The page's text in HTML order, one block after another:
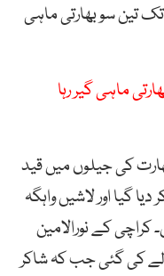
تین سو بھارتی ماہی
نے مزید 60 بھارتی ماہی گیر رہا
کی جیلوں میں قید
گیا اور لاشیں واہگہ
کراچی کے نورالامین
حوالے کی گئی جب کہ شاکر